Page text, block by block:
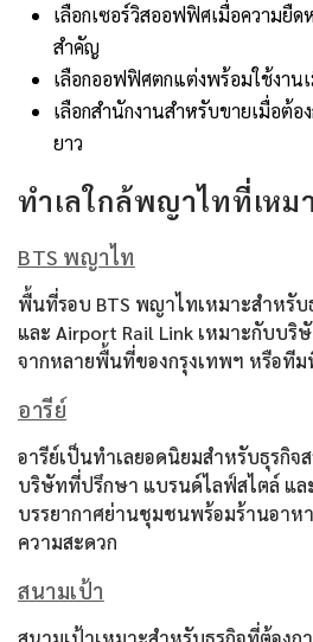
เลือกเซอร์วิสออฟฟิศเมื่อความยื
สำคัญ
เลือกออฟฟิศตกแต่งพร้อมใช้งานเ
เลือกสำนักงานสำหรับขายเมื่อต้
ยาว
ทำเลใกล้พญาไทที่เหม
BTS พญาไท
พื้นที่รอบ BTS พญาไทเหมาะสำหรับ
และ Airport Rail Link เหมาะกับบ
จากหลายพื้นที่ของกรุงเทพฯ หรือทีม
อารีย์
อารีย์เป็นทำเลยอดนิยมสำหรับธุรกิจ
บริษัทที่ปรึกษา แบรนด์ไลฟ์สไตล์ แล
บรรยากาศย่านชุมชนพร้อมร้านอาห
ความสะดวก
สนามเป้า